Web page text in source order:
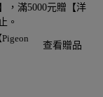
，滿5000元贈【洋
。
Pigeon
查看贈品